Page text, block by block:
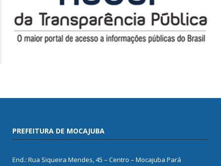
PREFEITURA DE MOCAJUBA
End.: Rua Siqueira Mendes, 45 – Centro – Mocajuba Pará